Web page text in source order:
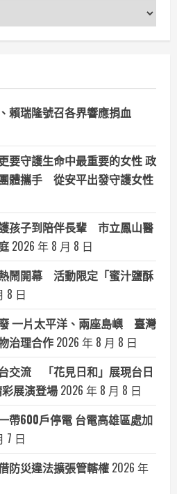
瑞隆號召各界響應捐血
守護生命中最重要的女性 政
體攜手 從安平出發守護女性
孩子到陪伴長輩 市立鳳山醫
2026 年 8 月 8 日
鬧開幕 活動限定「蜜汁鹽酥
8 日
一片太平洋、兩座島嶼 臺灣
治理合作 2026 年 8 月 8 日
交流 「花見日和」展現台日
展演登場 2026 年 8 月 8 日
帶600戶停電 台電高雄區處加
7 日
防災違法擴張管轄權 2026 年